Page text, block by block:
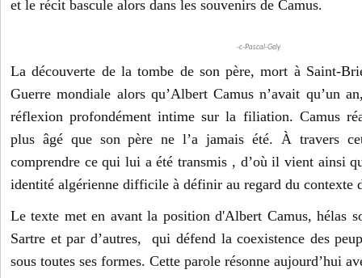
et le récit bascule alors dans les souvenirs de Camus.
-c-Pascal-Gely
La découverte de la tombe de son père, mort à Saint-
Guerre mondiale alors qu’Albert Camus n’avait qu’un
réflexion profondément intime sur la filiation. Camus
plus âgé que son père ne l’a jamais été. À travers
comprendre ce qui lui a été transmis , d’où il vient ainsi
identité algérienne difficile à définir au regard du contexte
Le texte met en avant la position d'Albert Camus, hélas
Sartre et par d’autres, qui défend la coexistence des
sous toutes ses formes. Cette parole résonne aujourd’hui